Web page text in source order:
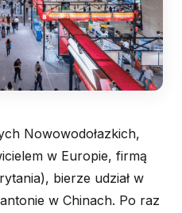
Nowowodołazkich,
w Europie, firmą
bierze udział w
w Chinach. Po raz